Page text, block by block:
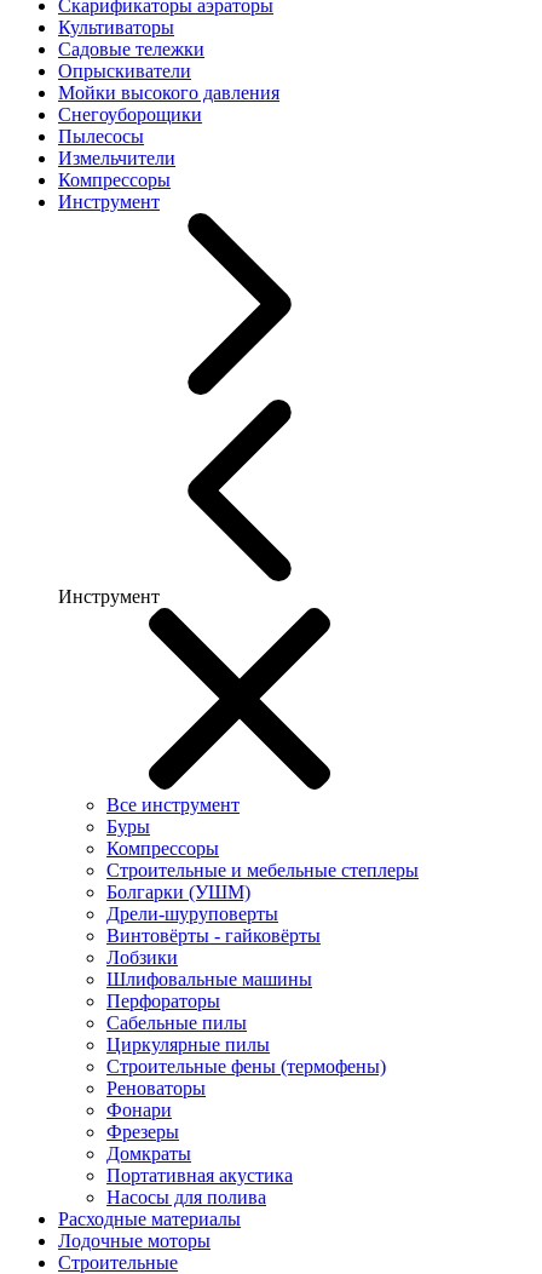
Скарификаторы аэраторы
Культиваторы
Садовые тележки
Опрыскиватели
Мойки высокого давления
Снегоуборощики
Пылесосы
Измельчители
Компрессоры
Инструмент
Инструмент
Все инструмент
Буры
Компрессоры
Строительные и мебельные степлеры
Болгарки (УШМ)
Дрели-шуруповерты
Винтовёрты - гайковёрты
Лобзики
Шлифовальные машины
Перфораторы
Сабельные пилы
Циркулярные пилы
Строительные фены (термофены)
Реноваторы
Фонари
Фрезеры
Домкраты
Портативная акустика
Насосы для полива
Расходные материалы
Лодочные моторы
Строительные